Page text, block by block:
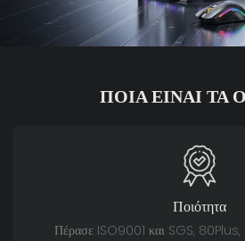
ΠΟΙΑ ΕΊΝΑΙ ΤΑ
Ποιότητα
Πέρασε ISO9001 και SGS, 80Plus,